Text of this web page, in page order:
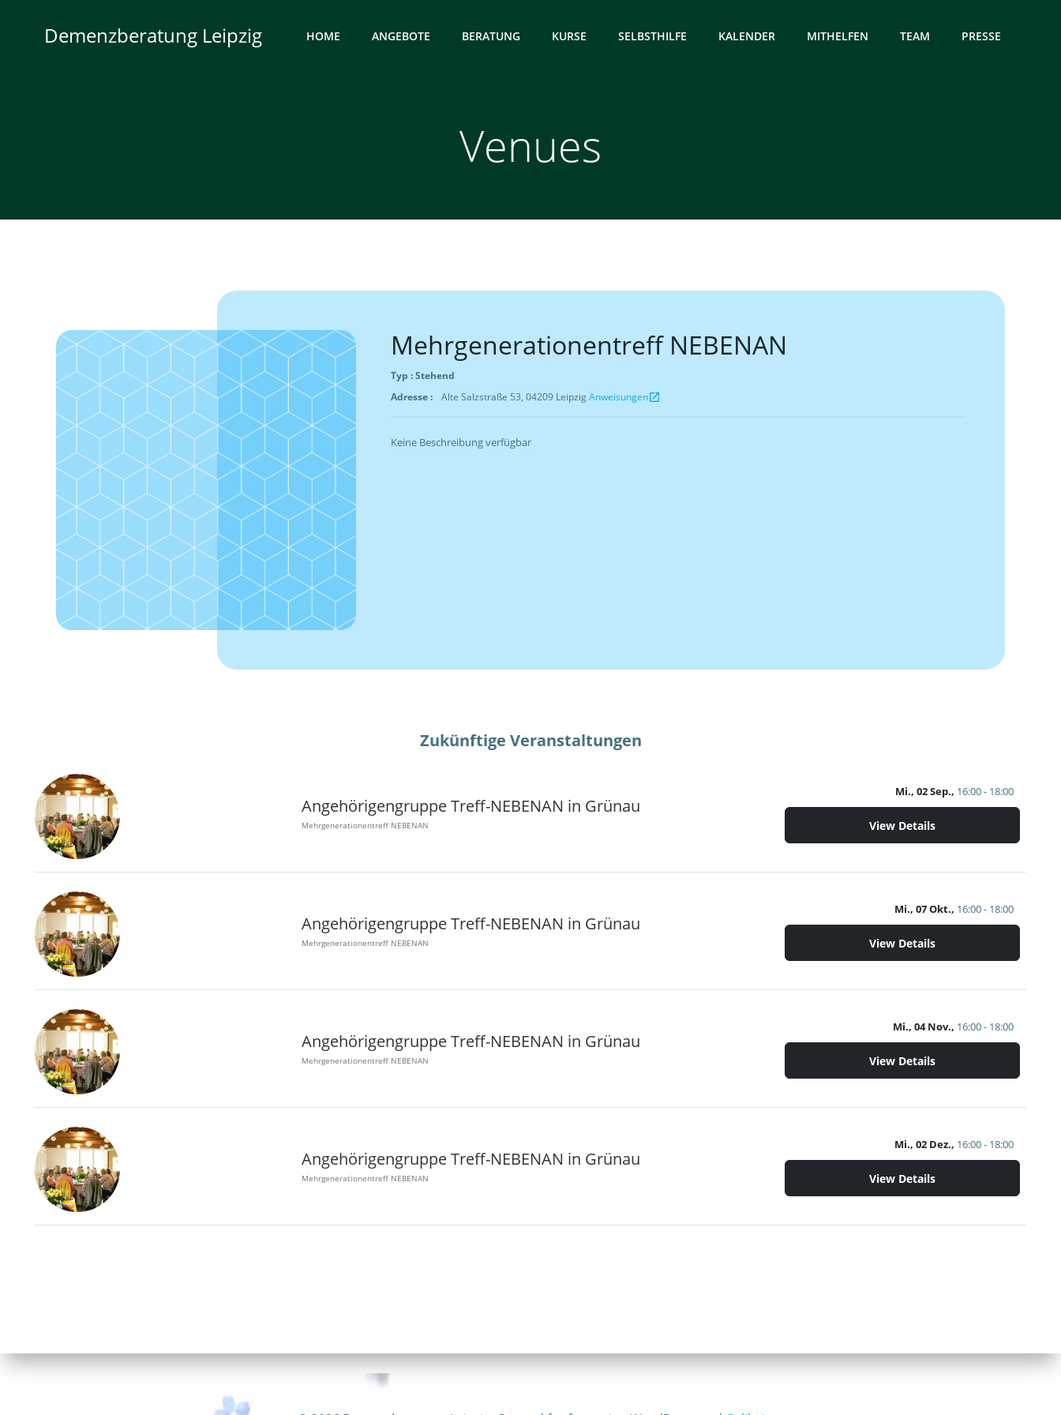
springenDemenzberatung Leipzig HOME ANGEBOTE BERATUNG KURSE SELBSTHILFE KALENDER MITHELFEN TEAM PRESSE
Venues
Mehrgenerationentreff NEBENAN
Typ : Stehend
Adresse :
Alte Salzstraße 53, 04209 LeipzigAnweisungenopen_in_new
Keine Beschreibung verfügbar
Zukünftige Veranstaltungen
Angehörigengruppe Treff-NEBENAN in Grünau
Mehrgenerationentreff NEBENAN
Mi., 02 Sep., 16:00 - 18:00
View Details
Angehörigengruppe Treff-NEBENAN in Grünau
Mehrgenerationentreff NEBENAN
Mi., 07 Okt., 16:00 - 18:00
View Details
Angehörigengruppe Treff-NEBENAN in Grünau
Mehrgenerationentreff NEBENAN
Mi., 04 Nov., 16:00 - 18:00
View Details
Angehörigengruppe Treff-NEBENAN in Grünau
Mehrgenerationentreff NEBENAN
Mi., 02 Dez., 16:00 - 18:00
View Details